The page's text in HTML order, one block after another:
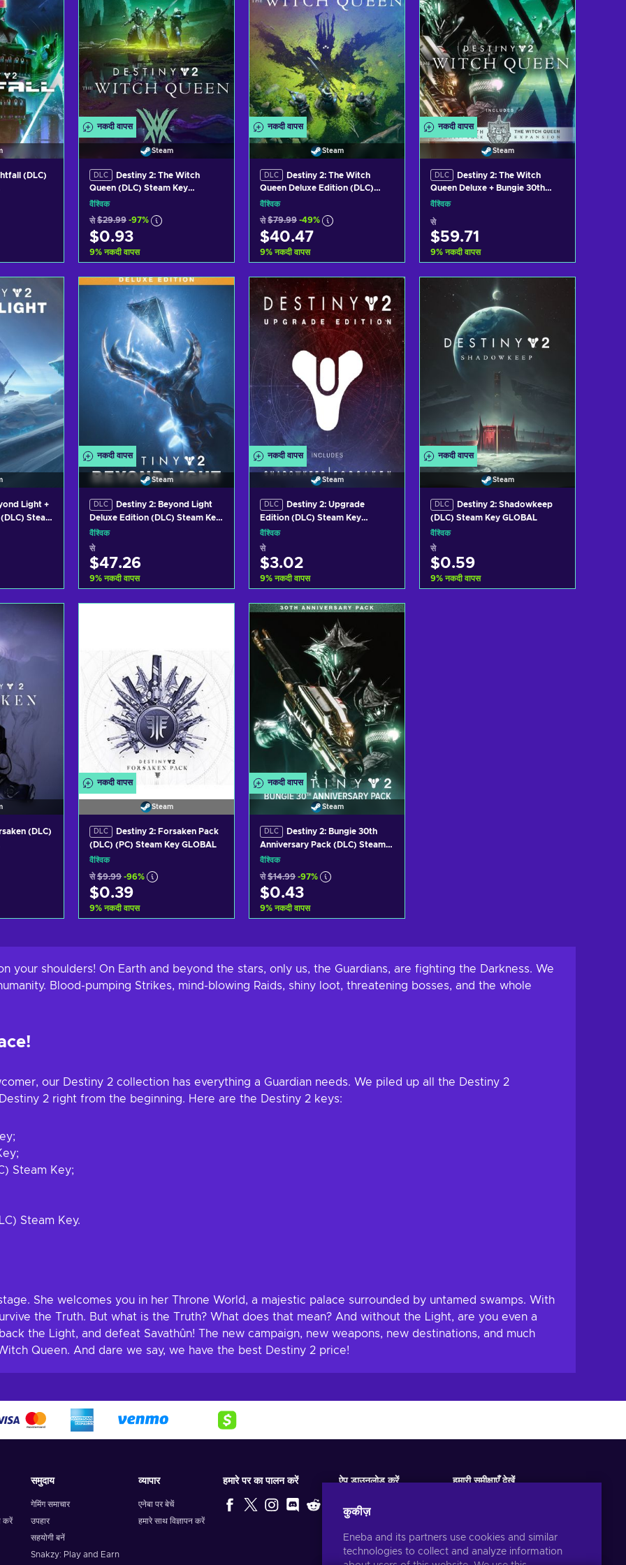
(DLC)
नकदी वापस
Steam
DLC
Destiny 2: The Witch
Queen (DLC) Steam Key
GLOBAL
वैश्विक
से $29.99 -97%
$0.93
9% नकदी वापस
कार्ट में जोड़ें
View offers
नकदी वापस
Steam
DLC
Destiny 2: The Witch
Queen Deluxe Edition (DLC)
Steam Key GLOBAL
वैश्विक
से $79.99 -49%
$40.47
9% नकदी वापस
कार्ट में जोड़ें
View offers
नकदी वापस
Steam
DLC
Destiny 2: The Witch
Queen Deluxe + Bungie 30th
Anniversary Bundle (DLC) Steam
वैश्विक
से
$59.71
9% नकदी वापस
View offers
Light +
Steam
नकदी वापस
Steam
DLC
Destiny 2: Beyond Light
Deluxe Edition (DLC) Steam Key
GLOBAL
वैश्विक
से
$47.26
9% नकदी वापस
नकदी वापस
Steam
DLC
Destiny 2: Upgrade
Edition (DLC) Steam Key
GLOBAL
वैश्विक
से
$3.02
9% नकदी वापस
कार्ट में जोड़ें
View offers
नकदी वापस
Steam
DLC
Destiny 2: Shadowkeep
(DLC) Steam Key GLOBAL
वैश्विक
से
$0.59
9% नकदी वापस
(DLC)
नकदी वापस
Steam
DLC
Destiny 2: Forsaken Pack
(DLC) (PC) Steam Key GLOBAL
वैश्विक
से $9.99 -96%
$0.39
9% नकदी वापस
View offers
नकदी वापस
Steam
DLC
Destiny 2: Bungie 30th
Anniversary Pack (DLC) Steam
Key GLOBAL
वैश्विक
से $14.99 -97%
$0.43
9% नकदी वापस
View offers
your shoulders! On Earth and beyond the stars, only us, the Guardians, are fighting the Darkness. We
Blood-pumping Strikes, mind-blowing Raids, shiny loot, threatening bosses, and the whole
our Destiny 2 collection has everything a Guardian needs. We piled up all the Destiny 2
2 right from the beginning. Here are the Destiny 2 keys:
Steam Key;
Steam Key.
She welcomes you in her Throne World, a majestic palace surrounded by untamed swamps. With
the Truth. But what is the Truth? What does that mean? And without the Light, are you even a
the Light, and defeat Savathûn! The new campaign, new weapons, new destinations, and much
Queen. And dare we say, we have the best Destiny 2 price!
करें
समुदाय
गेमिंग समाचार
उपहार
सहयोगी बनें
Snakzy: Play and Earn
व्यापार
एनेबा पर बेचें
हमारे साथ विज्ञापन करें
हमारे पर का पालन करें ऐप डाउनलोड करें हमारी समीक्षाएँ देखें
कुकीज़
Eneba and its partners use cookies and similar
technologies to collect and analyze information